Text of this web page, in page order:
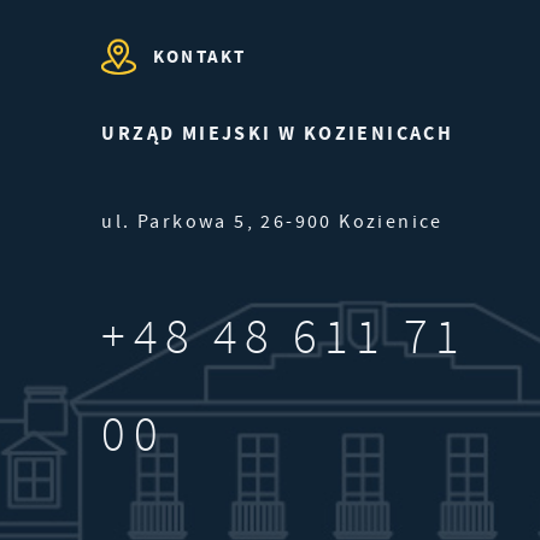
KONTAKT
URZĄD MIEJSKI W KOZIENICACH
ul. Parkowa 5, 26-900 Kozienice
+48 48 611 71
00